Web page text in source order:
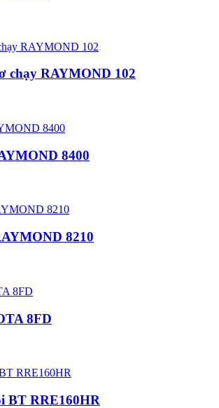
chạy RAYMOND 102
8400
8210
8FD
BT RRE160HR